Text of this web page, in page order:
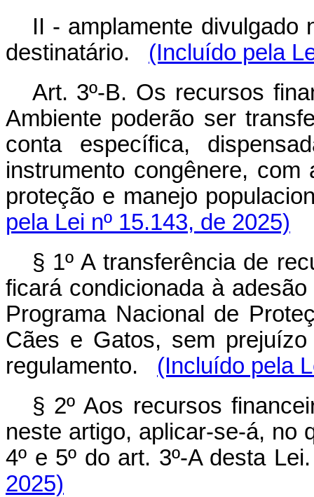
II - amplamente divulgado
destinatário.
(Incluído pela
Art. 3º-B. Os recursos
Ambiente poderão ser
conta específica,
instrumento congênere,
proteção e manejo
pela Lei nº 15.143, de 2025)
§ 1º A transferência de
ficará condicionada à
Programa Nacional de
Cães e Gatos, sem
regulamento.
(Incluído pela
§ 2º Aos recursos
neste artigo, aplicar-se-á, no
4º e 5º do art. 3º-A
2025)